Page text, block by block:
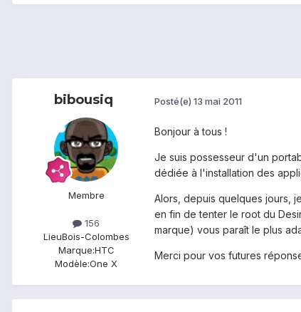
bibousiq
Membre
156
LieuBois-Colombes
Marque:HTC
Modèle:One X
Posté(e) 13 mai 2011
Bonjour à tous !
Je suis possesseur d'un
dédiée à l'installation des
Alors, depuis quelques jours,
en fin de tenter le root du
marque) vous paraît le plus
Merci pour vos futures